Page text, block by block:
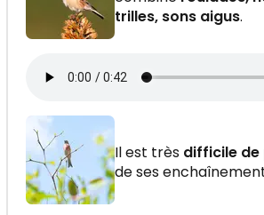
trilles, sons aigus.
Il est très difficile de
de ses